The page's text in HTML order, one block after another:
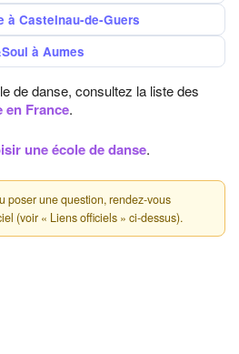
à Castelnau-de-Guers
à Aumes
de danse, consultez la liste des
en France.
une école de danse.
poser une question, rendez-vous
(voir « Liens officiels » ci-dessus).